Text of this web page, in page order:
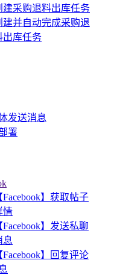
建采购退料出库任务
建并自动完成采购退
出库任务
发送消息
署
Facebook】获取帖子
情
Facebook】发送私聊
息
Facebook】回复评论